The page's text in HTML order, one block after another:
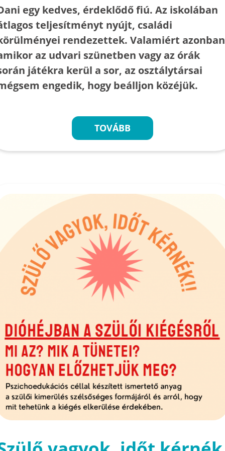
egy kedves, érdeklődő fiú. Az iskolában
teljesítményt nyújt, családi
rendezettek. Valamiért
az udvari szünetben vagy az órák
játékra kerül a sor, az osztálytársai
engedik, hogy beálljon közéjük.
TOVÁBB